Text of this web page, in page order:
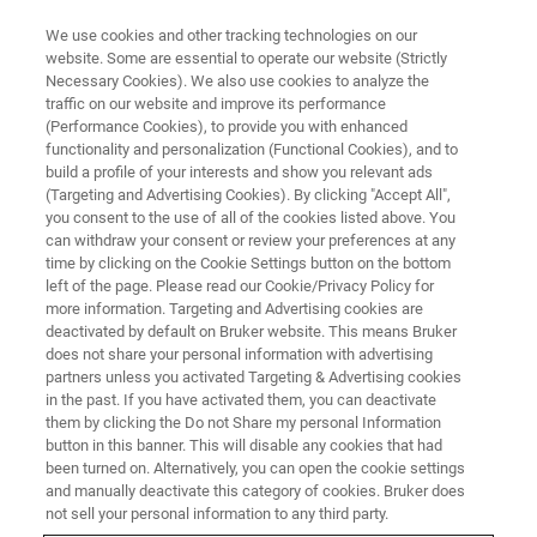
RECHERCHE SUR LA SCIENCE DES MATÉRIAUX
Fabrication additive
We support engineers and researchers from
around the world to bring additive
manufacturing from prototyping to mass
production by using our systems for
dimensional, chemical, and mechanical testing
and analysis.
We use cookies and other tracking technologies on our
website. Some are essential to operate our website (Strictly
Necessary Cookies). We also use cookies to analyze the
traffic on our website and improve its performance
(Performance Cookies), to provide you with enhanced
functionality and personalization (Functional Cookies), and to
build a profile of your interests and show you relevant ads
(Targeting and Advertising Cookies). By clicking "Accept All",
you consent to the use of all of the cookies listed above. You
can withdraw your consent or review your preferences at any
time by clicking on the Cookie Settings button on the bottom
left of the page. Please read our Cookie/Privacy Policy for
more information. Targeting and Advertising cookies are
deactivated by default on Bruker website. This means Bruker
does not share your personal information with advertising
partners unless you activated Targeting & Advertising cookies
in the past. If you have activated them, you can deactivate
them by clicking the Do not Share my personal Information
button in this banner. This will disable any cookies that had
been turned on. Alternatively, you can open the cookie settings
and manually deactivate this category of cookies. Bruker does
not sell your personal information to any third party.